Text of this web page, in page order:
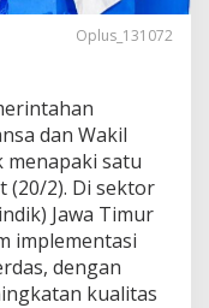
Oplus_131072
dan Wakil
menapaki satu
(20/2). Di sektor
Jawa Timur
implementasi
dengan
kualitas